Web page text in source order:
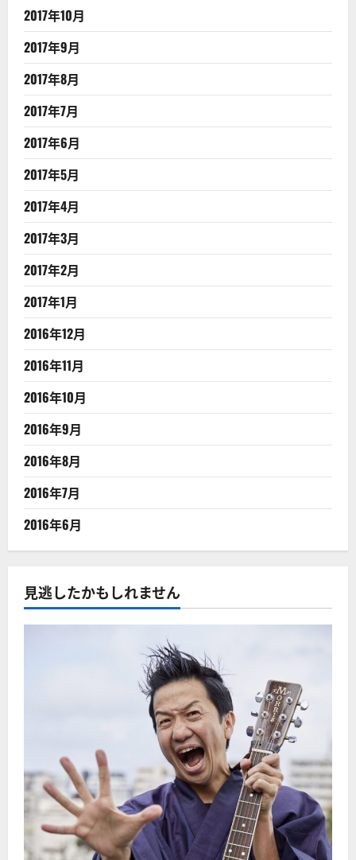
2017年10月
2017年9月
2017年8月
2017年7月
2017年6月
2017年5月
2017年4月
2017年3月
2017年2月
2017年1月
2016年12月
2016年11月
2016年10月
2016年9月
2016年8月
2016年7月
2016年6月
見逃したかもしれません